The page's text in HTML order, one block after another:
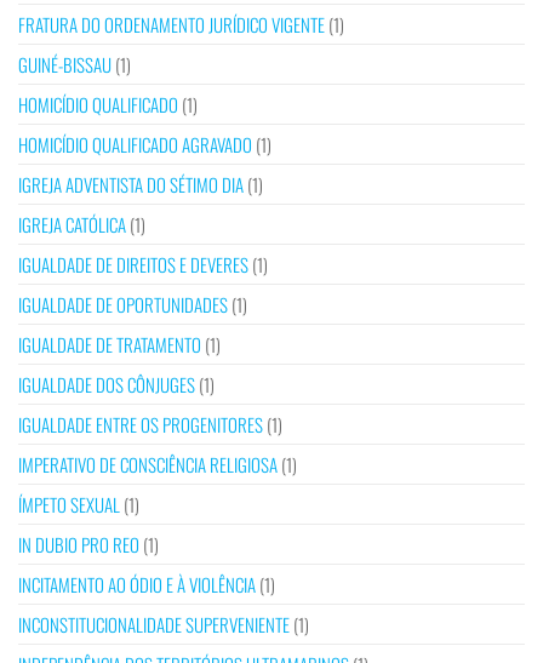
FRATURA DO ORDENAMENTO JURÍDICO VIGENTE(1)
GUINÉ-BISSAU(1)
HOMICÍDIO QUALIFICADO (1)
HOMICÍDIO QUALIFICADO AGRAVADO (1)
IGREJA ADVENTISTA DO SÉTIMO DIA(1)
IGREJA CATÓLICA(1)
IGUALDADE DE DIREITOS E DEVERES(1)
IGUALDADE DE OPORTUNIDADES(1)
IGUALDADE DE TRATAMENTO (1)
IGUALDADE DOS CÔNJUGES(1)
IGUALDADE ENTRE OS PROGENITORES(1)
IMPERATIVO DE CONSCIÊNCIA RELIGIOSA(1)
ÍMPETO SEXUAL (1)
IN DUBIO PRO REO (1)
INCITAMENTO AO ÓDIO E À VIOLÊNCIA(1)
INCONSTITUCIONALIDADE SUPERVENIENTE(1)